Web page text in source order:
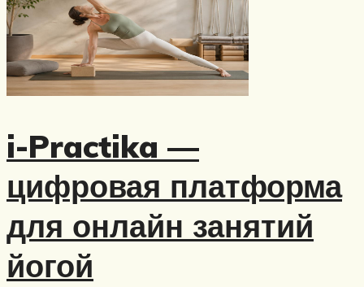
i-Practika —
цифровая платформа
для онлайн занятий
йогой